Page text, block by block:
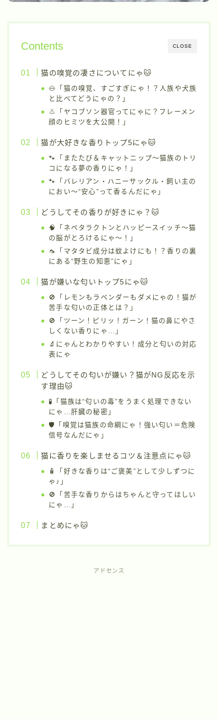
CLOSE
Contents
猫の嗅覚の凄さについてにゃ🐱
🐽「猫の嗅覚、すごすぎにゃ！？人族や犬族
と比べてどうにゃの？」
👃「ヤコブソン器官ってにゃに？フレーメン
顔のヒミツを大公開！」
猫が大好きな香りトップ5にゃ🐱
🐾「またたび＆キャットニップ〜猫族のトリ
コになる夢の香りにゃ！」
🐾「バレリアン・ハニーサックル・飼い主の
におい〜“安心”って香るんだにゃ」
どうしてその香りが好きにゃ？🐱
🧠「ネペタラクトンとハッピースイッチ〜猫
の脳がとろけるにゃ〜！」
🦟「マタタビ成分は蚊よけにも！？香りの裏
にある“野生の知恵”にゃ」
猫が嫌いな匂いトップ5にゃ🐱
🚫「レモンもラベンダーもダメにゃの！猫が
苦手な匂いの正体とは？」
🚫「ツーン！ピリッ！ガーン！猫の鼻にやさ
しくない香りにゃ…」
🔬にゃんとわかりやすい！成分と匂いの対応
表にゃ
どうしてその匂いが嫌い？猫がNG反応を示
す理由🐱
🧪「猫族は“匂いの毒”をうまく処理できない
にゃ…肝臓の秘密」
🛡「嗅覚は猫族の命綱にゃ！強い匂い＝危険
信号なんだにゃ」
猫に香りを楽しませるコツ＆注意点にゃ🐱
🧴「好きな香りは“ご褒美”として少しずつに
ゃ♪」
🚫「苦手な香りからはちゃんと守ってほしい
にゃ…」
まとめにゃ🐱
アドセンス